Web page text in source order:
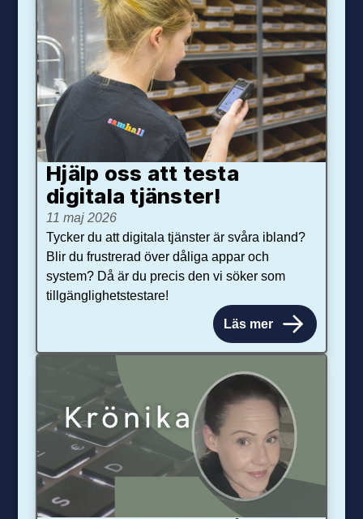
Hjälp oss att testa
digitala tjänster!
11 maj 2026
Tycker du att digitala tjänster är svåra ibland?
Blir du frustrerad över dåliga appar och
system? Då är du precis den vi söker som
tillgänglighetstestare!
Läs mer